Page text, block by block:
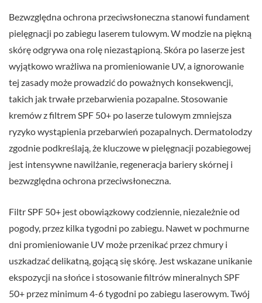
Bezwzględna ochrona przeciwsłoneczna stanowi fundament
pielęgnacji po zabiegu laserem tulowym. W modzie na piękną
skórę odgrywa ona rolę niezastąpioną. Skóra po laserze jest
wyjątkowo wrażliwa na promieniowanie UV, a ignorowanie
tej zasady może prowadzić do poważnych konsekwencji,
takich jak trwałe przebarwienia pozapalne. Stosowanie
kremów z filtrem SPF 50+ po laserze tulowym zmniejsza
ryzyko wystąpienia przebarwień pozapalnych. Dermatolodzy
zgodnie podkreślają, że kluczowe w pielęgnacji pozabiegowej
jest intensywne nawilżanie, regeneracja bariery skórnej i
bezwzględna ochrona przeciwsłoneczna.
Filtr SPF 50+ jest obowiązkowy codziennie, niezależnie od
pogody, przez kilka tygodni po zabiegu. Nawet w pochmurne
dni promieniowanie UV może przenikać przez chmury i
uszkadzać delikatną, gojącą się skórę. Jest wskazane unikanie
ekspozycji na słońce i stosowanie filtrów mineralnych SPF
50+ przez minimum 4-6 tygodni po zabiegu laserowym. Twój